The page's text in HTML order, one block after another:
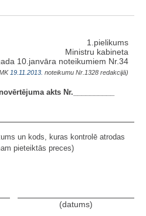
1.pielikums
Ministru kabineta
10.janvāra noteikumiem Nr.34
19.11.2013. noteikumu Nr.1328 redakcijā)
akts Nr.__________
un kods, kuras kontrolē atrodas
pieteiktās preces)
(datums)